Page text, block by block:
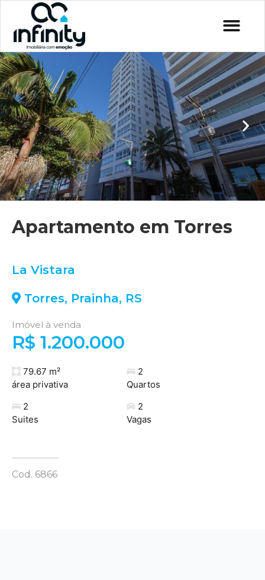
Apartamento em Torres
La Vistara
Torres, Prainha, RS
Imóvel à venda
R$ 1.200.000
79.67 m²
área privativa
2
Quartos
2
Suites
2
Vagas
Cod. 6866